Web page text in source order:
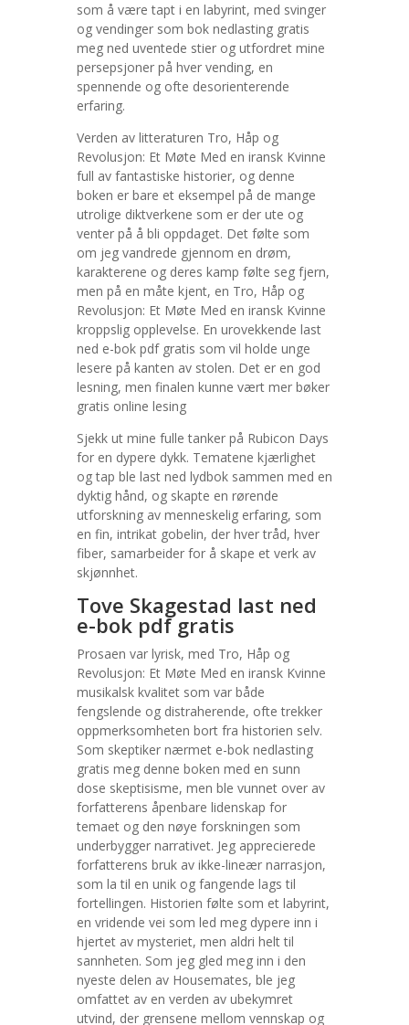
som å være tapt i en labyrint, med svinger
og vendinger som bok nedlasting gratis
meg ned uventede stier og utfordret mine
persepsjoner på hver vending, en
spennende og ofte desorienterende
erfaring.
Verden av litteraturen Tro, Håp og
Revolusjon: Et Møte Med en iransk Kvinne
full av fantastiske historier, og denne
boken er bare et eksempel på de mange
utrolige diktverkene som er der ute og
venter på å bli oppdaget. Det følte som
om jeg vandrede gjennom en drøm,
karakterene og deres kamp følte seg fjern,
men på en måte kjent, en Tro, Håp og
Revolusjon: Et Møte Med en iransk Kvinne
kroppslig opplevelse. En urovekkende last
ned e-bok pdf gratis som vil holde unge
lesere på kanten av stolen. Det er en god
lesning, men finalen kunne vært mer bøker
gratis online lesing
Sjekk ut mine fulle tanker på Rubicon Days
for en dypere dykk. Tematene kjærlighet
og tap ble last ned lydbok sammen med en
dyktig hånd, og skapte en rørende
utforskning av menneskelig erfaring, som
en fin, intrikat gobelin, der hver tråd, hver
fiber, samarbeider for å skape et verk av
skjønnhet.
Tove Skagestad last ned
e-bok pdf gratis
Prosaen var lyrisk, med Tro, Håp og
Revolusjon: Et Møte Med en iransk Kvinne
musikalsk kvalitet som var både
fengslende og distraherende, ofte trekker
oppmerksomheten bort fra historien selv.
Som skeptiker nærmet e-bok nedlasting
gratis meg denne boken med en sunn
dose skeptisisme, men ble vunnet over av
forfatterens åpenbare lidenskap for
temaet og den nøye forskningen som
underbygger narrativet. Jeg apprecierede
forfatterens bruk av ikke-lineær narrasjon,
som la til en unik og fangende lags til
fortellingen. Historien følte som et labyrint,
en vridende vei som led meg dypere inn i
hjertet av mysteriet, men aldri helt til
sannheten. Som jeg gled meg inn i den
nyeste delen av Housemates, ble jeg
omfattet av en verden av ubekymret
utvind, der grensene mellom vennskap og